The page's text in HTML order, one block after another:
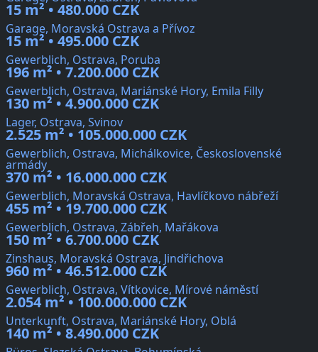
15 m² • 480.000 CZK
Garage, Moravská Ostrava a Přívoz
15 m² • 495.000 CZK
Gewerblich, Ostrava, Poruba
196 m² • 7.200.000 CZK
Gewerblich, Ostrava, Mariánské Hory, Emila Filly
130 m² • 4.900.000 CZK
Lager, Ostrava, Svinov
2.525 m² • 105.000.000 CZK
Gewerblich, Ostrava, Michálkovice, Československé
armády
370 m² • 16.000.000 CZK
Gewerblich, Moravská Ostrava, Havlíčkovo nábřeží
455 m² • 19.700.000 CZK
Gewerblich, Ostrava, Zábřeh, Mařákova
150 m² • 6.700.000 CZK
Zinshaus, Moravská Ostrava, Jindřichova
960 m² • 46.512.000 CZK
Gewerblich, Ostrava, Vítkovice, Mírové náměstí
2.054 m² • 100.000.000 CZK
Unterkunft, Ostrava, Mariánské Hory, Oblá
140 m² • 8.490.000 CZK